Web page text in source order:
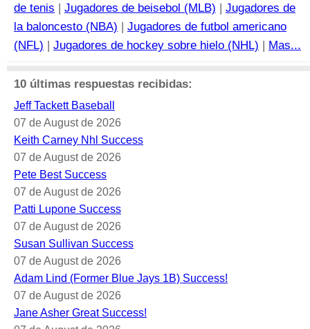
de tenis | Jugadores de beisebol (MLB) | Jugadores de
la baloncesto (NBA) | Jugadores de futbol americano
(NFL) | Jugadores de hockey sobre hielo (NHL) | Mas...
10 últimas respuestas recibidas:
Jeff Tackett Baseball
07 de August de 2026
Keith Carney Nhl Success
07 de August de 2026
Pete Best Success
07 de August de 2026
Patti Lupone Success
07 de August de 2026
Susan Sullivan Success
07 de August de 2026
Adam Lind (Former Blue Jays 1B) Success!
07 de August de 2026
Jane Asher Great Success!